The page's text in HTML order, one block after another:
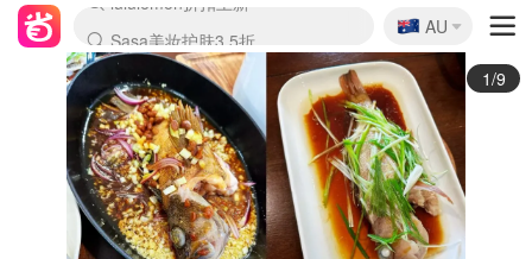
lululemon折扣上新
SSENSE年中3折
FreshBeauty好价汇总
Cettire降价+叠9折
Farfetch折上8折
WWS Coles超市实拍
viagogo二手票捡漏
Myer清仓1折起
The Outnet奢牌1折起
David Jones 3折起
Flannels大牌1折
Perfumes Club护肤1折
AMIRO返校季6.2折
Oweek抽奖送Airpods
Amazon折扣汇总
eToro入金$200送$50
Amazon数码好物
ICONIC本周7.5折
ThedoubleF高奢地板价
Moose Knuckles 6折
丝芙兰5折起
EUFY官网3.7折起
Selenichast首饰2折
Trip机票酒店促销
YSL送5件彩妆礼
Amazon家居好物
BIGBANG巡演开票
David Jones时尚3折
Amazon美妆护肤
雅漾大喷$8
过敏原检测盒$33
伊索独家赠50ml沐浴露
科颜氏清仓3折
SEALIFE海洋馆门票6折
丝塔芙大白罐$16
订阅Newsletter送香薰
Cult Beauty 6.8折
Harrods圣诞日历2.3折
LN-CC奢牌私促3折
d'Alba空姐喷雾$16
EVE LOM套装逆天2折
Bernardelli独家4折
Adore Beauty 6折起
CT圣诞日历
Mytheresa奢品2.7折
Luxury Escapes 9折
Currentbody美容仪9折
卡诗9折+赠4件礼
MOON Garden Live
ALLSAINTS美衣3折
Roborock扫地机3.7折
Tingo Life水杯$24
Valentino官网5折
CR洗发护发6.3折
🇦🇺
AU
2/9